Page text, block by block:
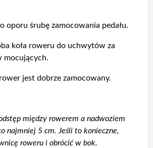
oporu śrubę zamocowania pedału.
koła roweru do uchwytów za
mocujących.
jest dobrze zamocowany.
między rowerem a nadwoziem
najmniej 5 cm. Jeśli to konieczne,
roweru i obrócić w bok.